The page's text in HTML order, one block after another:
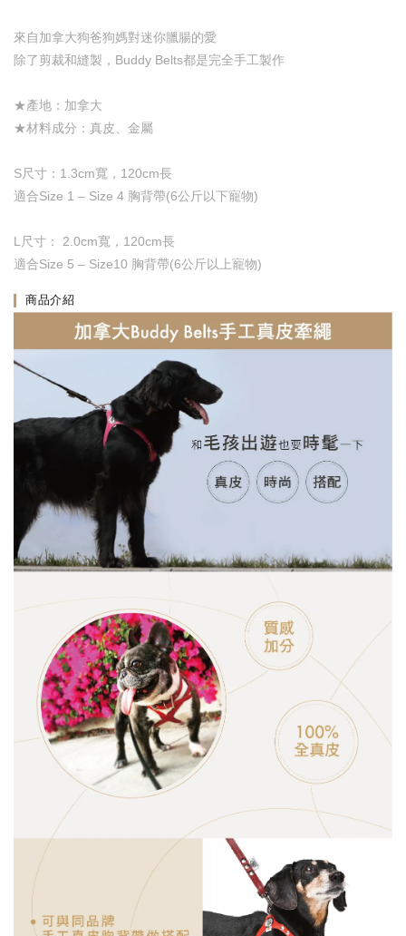
來自加拿大狗爸狗媽對迷你臘腸的愛
除了剪裁和縫製，Buddy Belts都是完全手工製作
★產地：加拿大
★材料成分：真皮、金屬
S尺寸：1.3cm寬，120cm長
適合Size 1 – Size 4 胸背帶(6公斤以下寵物)
L尺寸： 2.0cm寬，120cm長
適合Size 5 – Size10 胸背帶(6公斤以上寵物)
商品介紹